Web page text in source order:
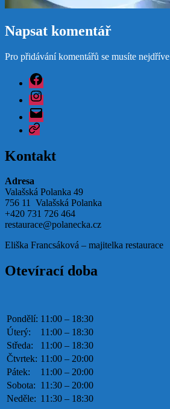
Napsat komentář
Pro přidávání komentářů se musíte nejdříve
Facebook
Instagram
Email
Google
Kontakt
Adresa
Valašská Polanka 49
756 11 Valašská Polanka
+420 731 726 464
restaurace@polanecka.cz
Eliška Francsáková – majitelka restaurace
Otevírací doba
Pondělí: 11:00 – 18:30
Úterý:
11:00 – 18:30
Středa:
11:00 – 18:30
Čtvrtek: 11:00 – 20:00
Pátek:
11:00 – 20:00
Sobota: 11:30 – 20:00
Neděle: 11:30 – 18:30